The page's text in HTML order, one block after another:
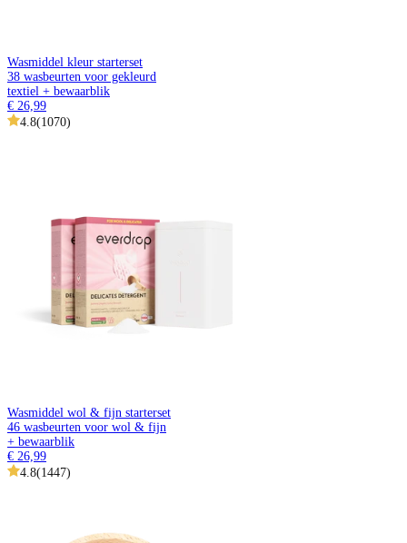
Wasmiddel kleur starterset
38 wasbeurten voor gekleurd
textiel + bewaarblik
€ 26,99
4.8(1070)
Wasmiddel wol & fijn starterset
46 wasbeurten voor wol & fijn
+ bewaarblik
€ 26,99
4.8(1447)